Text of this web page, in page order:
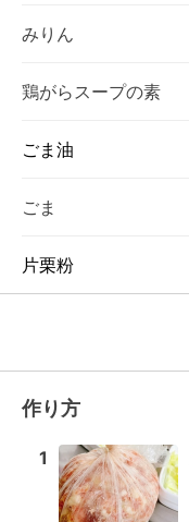
みりん
鶏がらスープの素
ごま油
ごま
片栗粉
作り方
1